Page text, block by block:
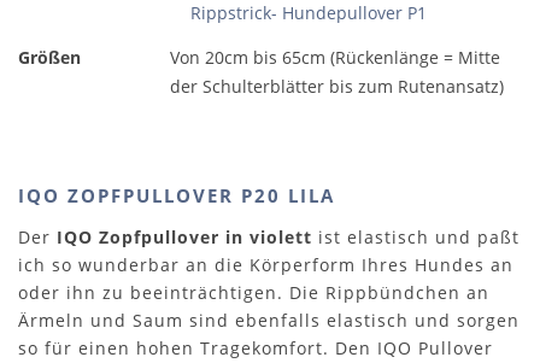
Rippstrick- Hundepullover P1
Größen
Von 20cm bis 65cm (Rückenlänge = Mitte
der Schulterblätter bis zum Rutenansatz)
IQO ZOPFPULLOVER P20 LILA
Der IQO Zopfpullover in violett ist elastisch und paßt
ich so wunderbar an die Körperform Ihres Hundes an
oder ihn zu beeinträchtigen. Die Rippbündchen an
Ärmeln und Saum sind ebenfalls elastisch und sorgen
so für einen hohen Tragekomfort. Den IQO Pullover